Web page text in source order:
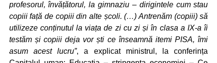
profesorul, învățătorul, la gimnaziu – dirigintele cum stau
copiii față de copiii din alte școli. (…) Antrenăm (copiii) să
utilizeze conținutul la viața de zi cu zi și în clasa a IX-a îi
testăm și copiii deja vor ști ce înseamnă itemi PISA, îmi
asum acest lucru”, a explicat ministrul, la conferința